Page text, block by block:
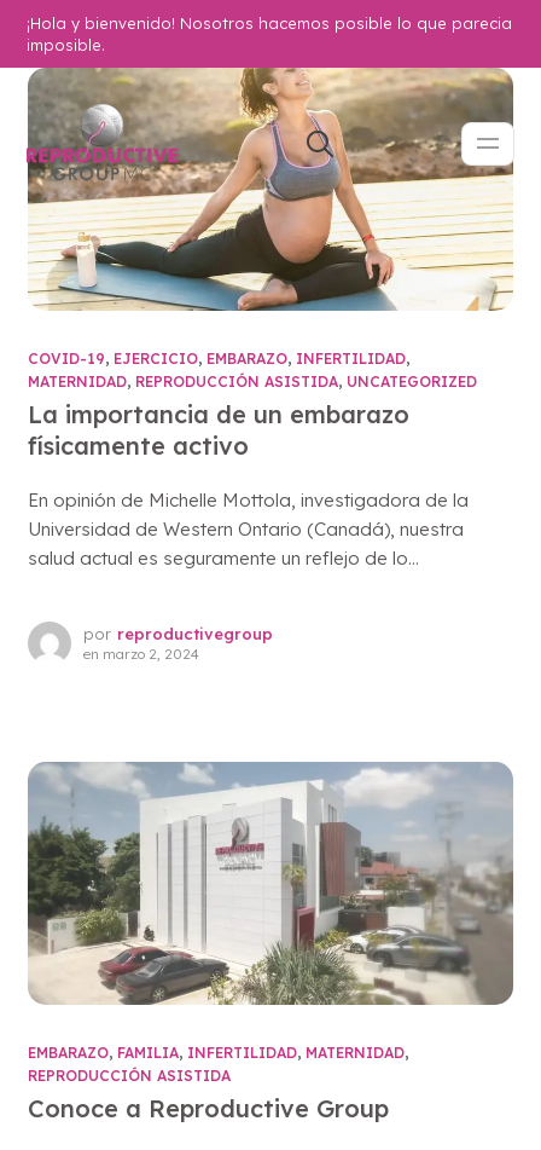
¡Hola y bienvenido! Nosotros hacemos posible lo que parecia
imposible.
COVID-19, EJERCICIO, EMBARAZO, INFERTILIDAD,
MATERNIDAD, REPRODUCCIÓN ASISTIDA, UNCATEGORIZED
La importancia de un embarazo
físicamente activo
En opinión de Michelle Mottola, investigadora de la
Universidad de Western Ontario (Canadá), nuestra
salud actual es seguramente un reflejo de lo...
por reproductivegroup
en marzo 2, 2024
EMBARAZO, FAMILIA, INFERTILIDAD, MATERNIDAD,
REPRODUCCIÓN ASISTIDA
Conoce a Reproductive Group